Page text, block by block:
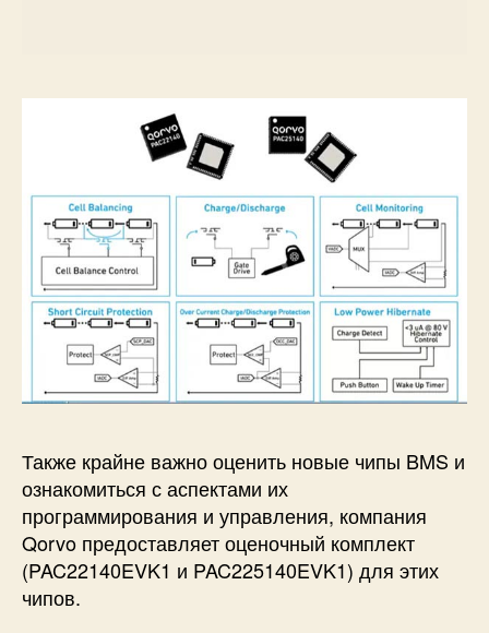
Также крайне важно оценить новые чипы BMS и
ознакомиться с аспектами их
программирования и управления, компания
Qorvo предоставляет оценочный комплект
(PAC22140EVK1 и PAC225140EVK1) для этих
чипов.